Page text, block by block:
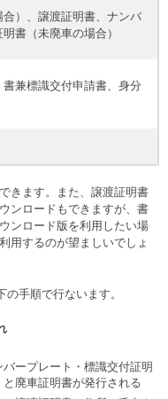
）、譲渡証明書、ナンバ
書（未廃車の場合）
兼標識交付申請書、身分
きます。また、譲渡証明書
ンロードもできますが、書
ンロード版を利用したい場
用するのが望ましいでしょ
手順で行ないます。
ープレート・標識交付証明
廃車証明書が発行される